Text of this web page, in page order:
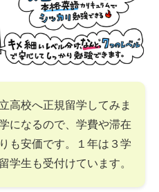
高校へ正規留学してみま
になるので、学費や滞在
も安価です。１年は３学
学生も受付けています。